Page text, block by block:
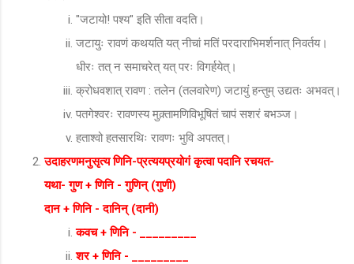
"जटायो! पश्य" इति सीता वदति।
जटायुः रावणं कथयति यत् नीचां मतिं परदाराभिमर्शनात् निवर्तय।
धीरः तत् न समाचरेत् यत् परः विगर्हयेत्।
क्रोधवशात् रावण : तलेन (तलवारेण) जटायुं हन्तुम् उद्यतः अभवत्।
पतगेश्वरः रावणस्य मुक़्तामणिविभूषितं चापं सशरं बभञ्ज।
हताश्वो हतसारथिः रावणः भुवि अपतत्।
उदाहरणमनुसृत्य णिनि-प्रत्ययप्रयोगं कृत्वा पदानि रचयत-
यथा- गुण + णिनि - गुणिन् (गुणी)
दान + णिनि - दानिन् (दानी)
कवच + णिनि - _________
शर + णिनि - _________